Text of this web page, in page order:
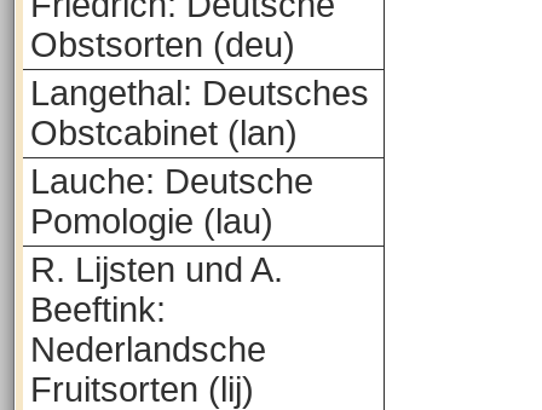
Obstsorten (deu)
Langethal: Deutsches
Obstcabinet (lan)
Lauche: Deutsche
Pomologie (lau)
R. Lijsten und A.
Beeftink:
Nederlandsche
Fruitsorten (lij)